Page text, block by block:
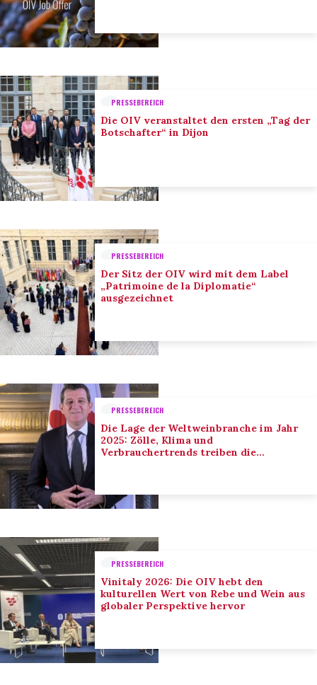
PRESSEBEREICH
Die OIV veranstaltet den ersten „Tag der
Botschafter“ in Dijon
PRESSEBEREICH
Der Sitz der OIV wird mit dem Label
„Patrimoine de la Diplomatie“
ausgezeichnet
PRESSEBEREICH
Die Lage der Weltweinbranche im Jahr
2025: Zölle, Klima und
Verbrauchertrends treiben die
PRESSEBEREICH
Vinitaly 2026: Die OIV hebt den
kulturellen Wert von Rebe und Wein aus
globaler Perspektive hervor